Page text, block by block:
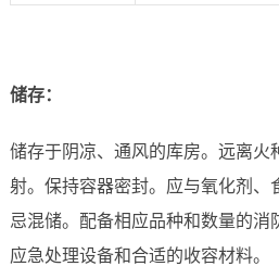
储存：
储存于阴凉、通风的库房。远离火
射。保持容器密封。应与氧化剂、
忌混储。配备相应品种和数量的消
应急处理设备和合适的收容材料。